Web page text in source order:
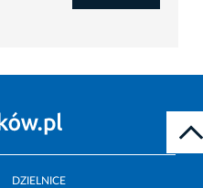
DZIELNICE